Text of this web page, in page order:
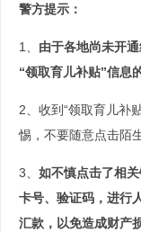
警方提示：
1、 由于各地尚未开
“领取育儿补贴”信息
2、收到“领取育儿补
惕，不要随意点击陌
3、 如不慎点击了相
卡号、验证码，进行
汇款，以免造成财产